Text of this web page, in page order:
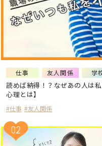
#二次元・アニメ
#目標・目的
#モチベーシ
#蛙化現象
#
#カウンセ
#オセロ症候群
#
#パーソナルゾーン
仕事 友人関係 学
読めば納得！？なぜあの人は
心理とは】
#仕事 #友人関係
02